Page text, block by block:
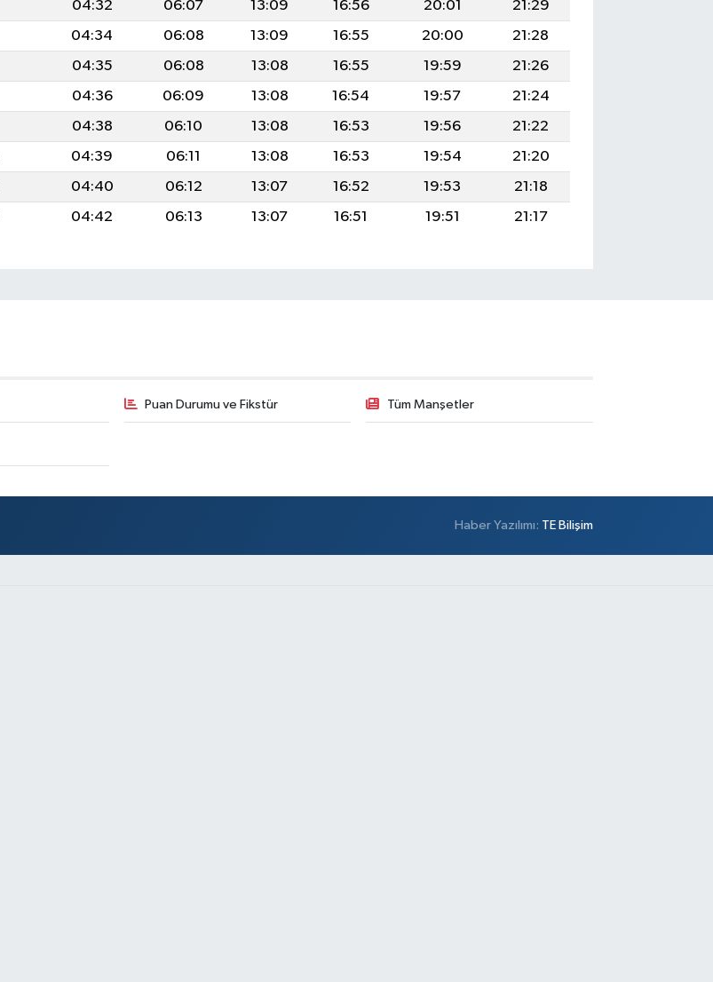
04:32 06:07 13:09 16:56 20:01
21:29
04:34 06:08 13:09 16:55 20:00
21:28
04:35 06:08 13:08 16:55 19:59
21:26
04:36 06:09 13:08 16:54 19:57
21:24
04:38 06:10 13:08 16:53 19:56
21:22
04:39 06:11 13:08 16:53 19:54
21:20
04:40 06:12 13:07 16:52 19:53
21:18
04:42 06:13 13:07 16:51 19:51 21:17
Puan Durumu ve Fikstür Tüm Manşetler
Haber Yazılımı: TE Bilişim